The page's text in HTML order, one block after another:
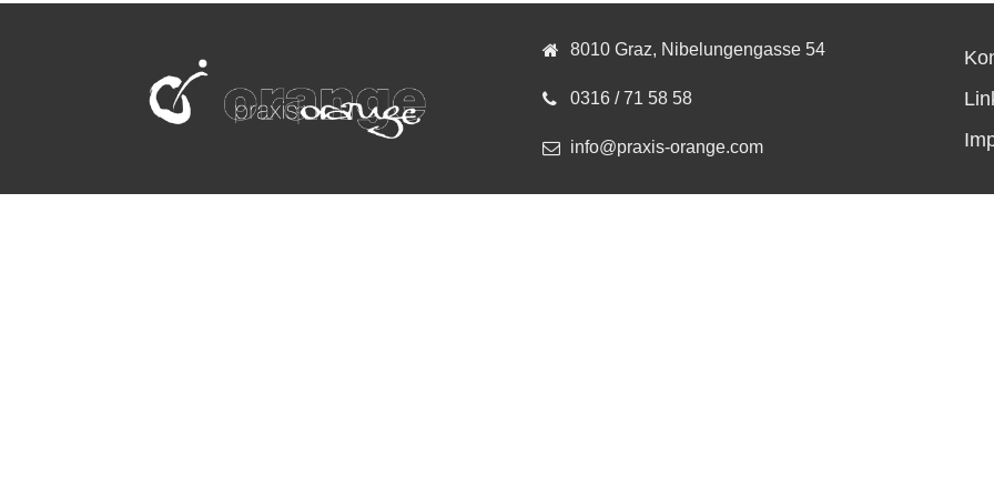
8010 Graz, Nibelungengasse 54
0316 / 71 58 58
info@praxis-orange.com